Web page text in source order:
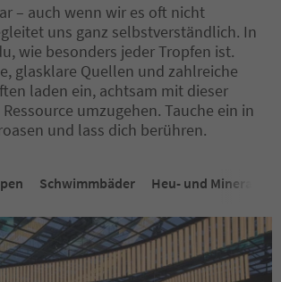
– auch wenn wir es oft nicht
uns ganz selbstverständlich. In
wie besonders jeder Tropfen ist.
glasklare Quellen und zahlreiche
laden ein, achtsam mit dieser
umzugehen. Tauche ein in
und lass dich berühren.
Schwimmbäder Heu- und